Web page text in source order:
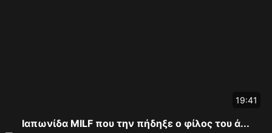
19:41
Ιαπωνίδα MILF που την πήδηξε ο φίλος του ά...